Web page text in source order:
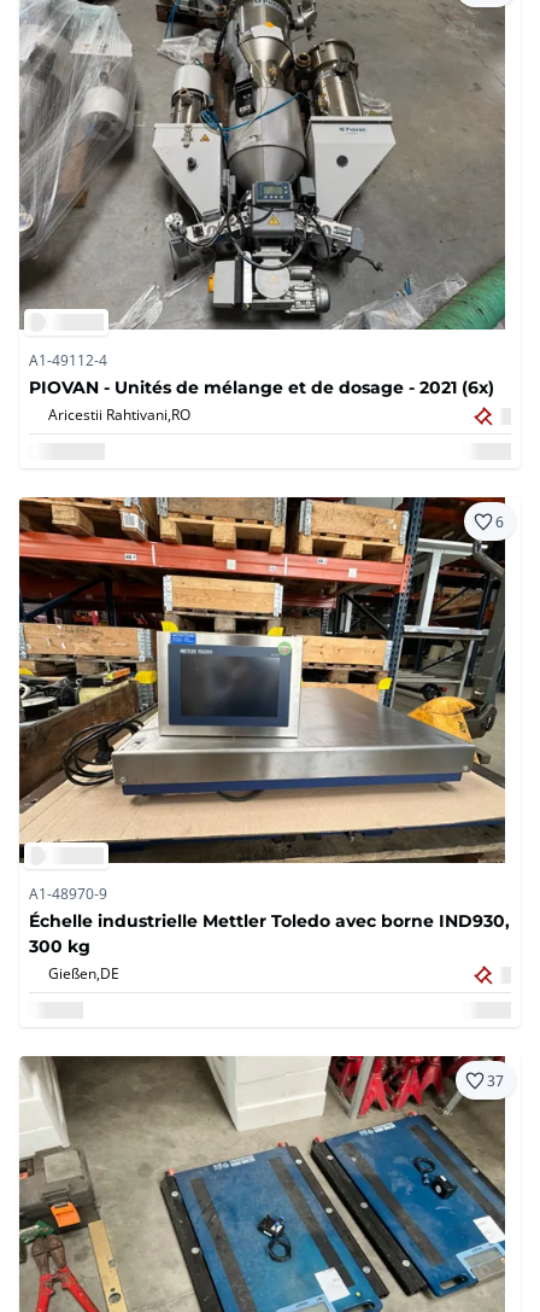
A1-49112-4
PIOVAN - Unités de mélange et de dosage - 2021 (6x)
Aricestii Rahtivani,RO
6
A1-48970-9
Échelle industrielle Mettler Toledo avec borne IND930,
300 kg
Gießen,DE
37